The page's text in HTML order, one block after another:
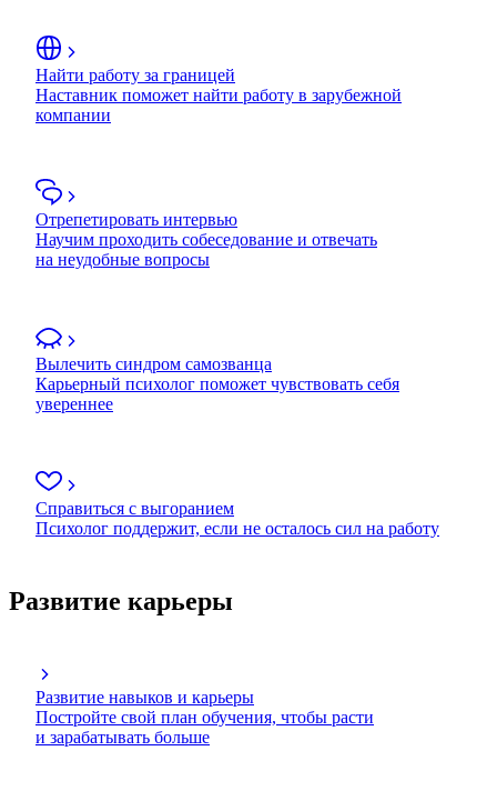
Найти работу за границей
Наставник поможет найти работу в зарубежной
компании
Отрепетировать интервью
Научим проходить собеседование и отвечать
на неудобные вопросы
Вылечить синдром самозванца
Карьерный психолог поможет чувствовать себя
увереннее
Справиться с выгоранием
Психолог поддержит, если не осталось сил на работу
Развитие карьеры
Развитие навыков и карьеры
Постройте свой план обучения, чтобы расти
и зарабатывать больше